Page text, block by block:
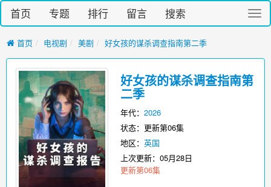
切
换
首页 专题 排行 留言 搜索
首页 电视剧 美剧 好女孩的谋杀调查指南第二季
好女孩的谋杀调查指南第
二季
年代：2026
状态：更新第06集
地区：英国
上次更新：05月28日
更新第06集